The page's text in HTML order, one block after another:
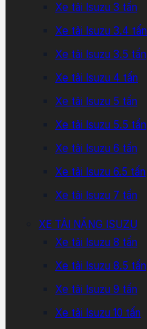
Xe tải Isuzu 3 tấn
Xe tải Isuzu 3.4 tấn
Xe tải Isuzu 3.5 tấn
Xe tải Isuzu 4 tấn
Xe tải Isuzu 5 tấn
Xe tải Isuzu 5.5 tấn
Xe tải Isuzu 6 tấn
Xe tải Isuzu 6.5 tấn
Xe tải Isuzu 7 tấn
XE TẢI NẶNG ISUZU
Xe tải Isuzu 8 tấn
Xe tải Isuzu 8.5 tấn
Xe tải Isuzu 9 tấn
Xe tải Isuzu 10 tấn